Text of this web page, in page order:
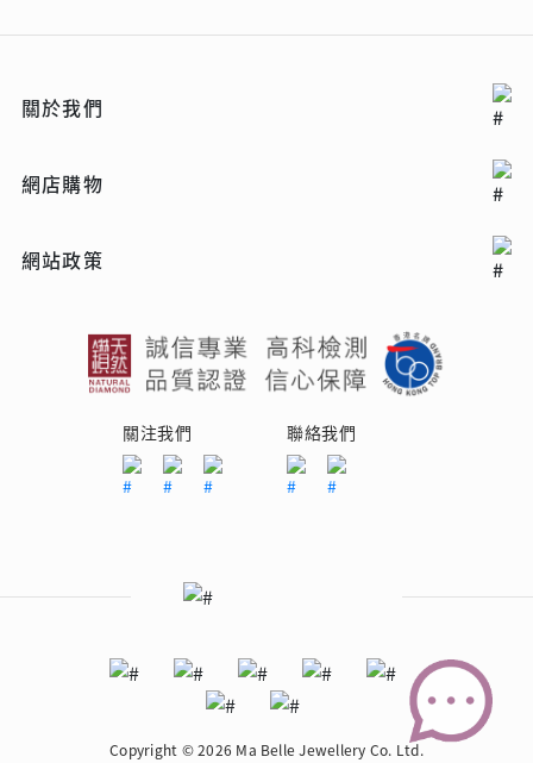
關於我們
網店購物
網站政策
關注我們 聯絡我們
Copyright © 2026 Ma Belle Jewellery Co. Ltd.